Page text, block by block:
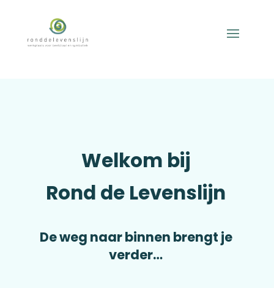
Welkom bij
Rond de Levenslijn
De weg naar binnen brengt je
verder…